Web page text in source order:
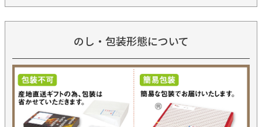
のし・包装形態について